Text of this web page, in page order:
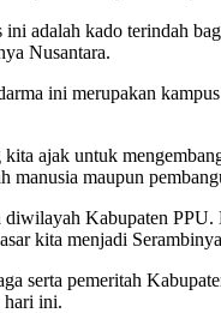
adalah kado terindah
Nusantara.
ini merupakan
ajak untuk
maupun
Kabupaten
kita menjadi
serta pemeritah
hari ini.